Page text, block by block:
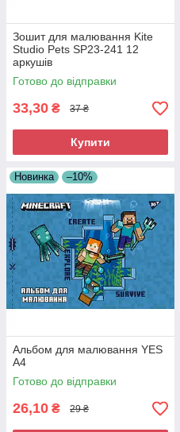
Зошит для малювання Kite
Studio Pets SP23-241 12
аркушів
Готово до відправки
33,30 ₴ 37 ₴
Купити
Новинка –10%
Альбом для малювання YES
А4
Готово до відправки
26,10 ₴ 29 ₴